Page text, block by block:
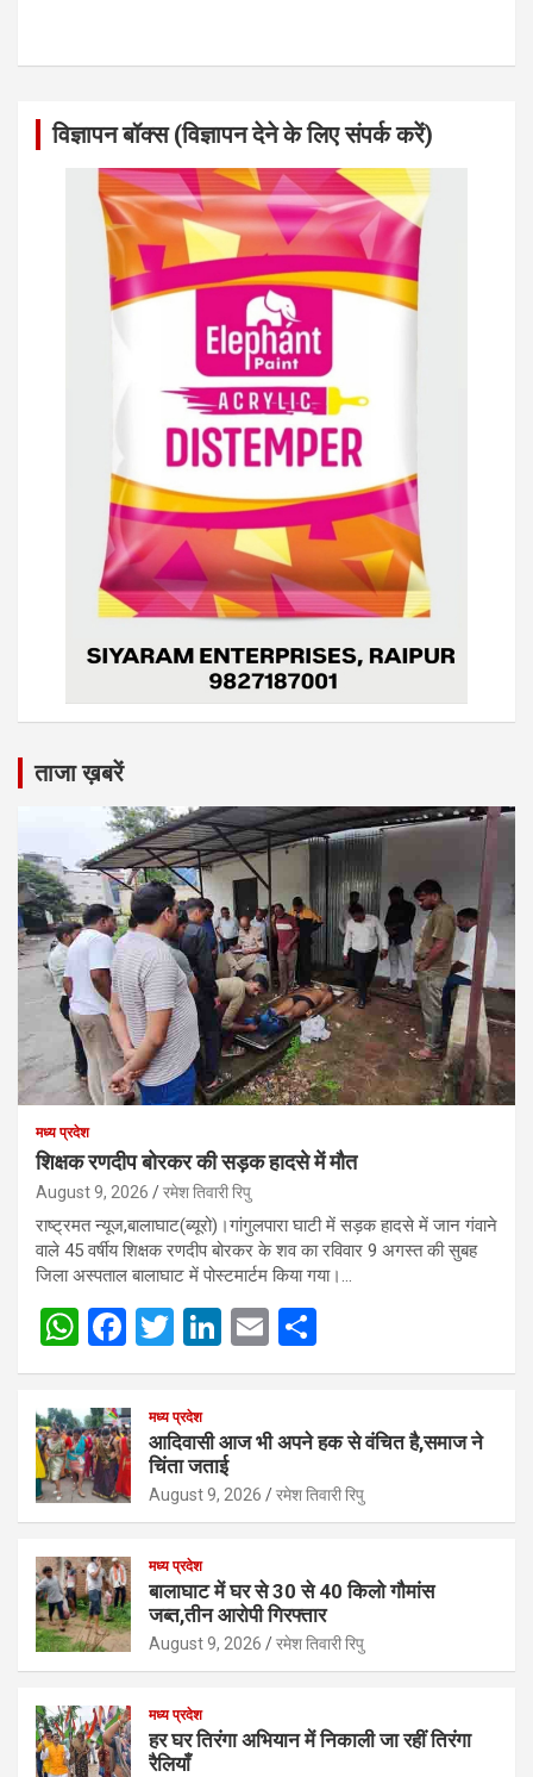
विज्ञापन बॉक्स (विज्ञापन देने के लिए संपर्क करें)
ताजा ख़बरें
मध्य प्रदेश
शिक्षक रणदीप बोरकर की सड़क हादसे में मौत
August 9, 2026 रमेश तिवारी रिपु
राष्ट्रमत न्यूज,बालाघाट(ब्यूरो)।गांगुलपारा घाटी में सड़क हादसे में जान गंवाने
वाले 45 वर्षीय शिक्षक रणदीप बोरकर के शव का रविवार 9 अगस्त की सुबह
जिला अस्पताल बालाघाट में पोस्टमार्टम किया गया।…
W
h
at
s
A
p
p
F
a
ce
b
o
o
k
T
wi
tt
er
Li
n
dI
n
E
m h
e
मध्य प्रदेश
आदिवासी आज भी अपने हक से वंचित है,समाज ने
चिंता जताई
August 9, 2026 रमेश तिवारी रिपु
मध्य प्रदेश
बालाघाट में घर से 30 से 40 किलो गौमांस
जब्त,तीन आरोपी गिरफ्तार
August 9, 2026 रमेश तिवारी रिपु
मध्य प्रदेश
हर घर तिरंगा अभियान में निकाली जा रहीं तिरंगा
रैलियाँ